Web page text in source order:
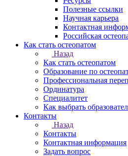
Полезные ссылки
Научная карьера
Контактная
Российская
Как стать остеопатом
Назад
Как стать остеопатом
Образование по
Профессиональная
Ординатура
Специалитет
Как выбрать
Контакты
Назад
Контакты
Контактная информация
Задать вопрос